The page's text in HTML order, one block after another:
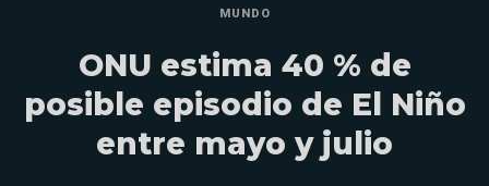
MUNDO
ONU estima 40 % de
posible episodio de El Niño
entre mayo y julio